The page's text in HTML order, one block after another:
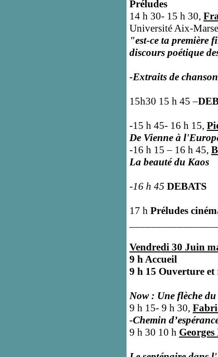
Préludes
14 h 30- 15 h 30,
Université Aix-
"est-ce ta
discours poétique
-Extraits de
15h30 15 h 45–
-15 h 45- 16 h 15,
De Vienne à
-16 h 15 – 16 h 45,
La beauté du Kaos
-16 h 45 DEBATS
17 h Préludes
Vendredi 30 Juin
9 h Accueil
9 h 15 Ouverture
Now : Une flèche du
9 h 15- 9 h 30,
-Chemin
9 h 30 10 h